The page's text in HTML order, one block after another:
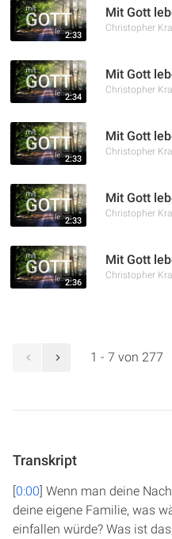
2:33
Mit Gott
Christopher
2:34
Mit Gott
Christopher
2:33
Mit Gott
Christopher
2:33
Mit Gott
Christopher
2:36
Mit Gott
Christopher
1 - 7 von 277
Transkript
[0:00] Wenn man deine
deine eigene Familie, was
einfallen würde? Was ist